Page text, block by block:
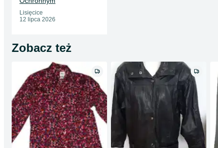
Lisięcice
12 lipca 2026
Zobacz też